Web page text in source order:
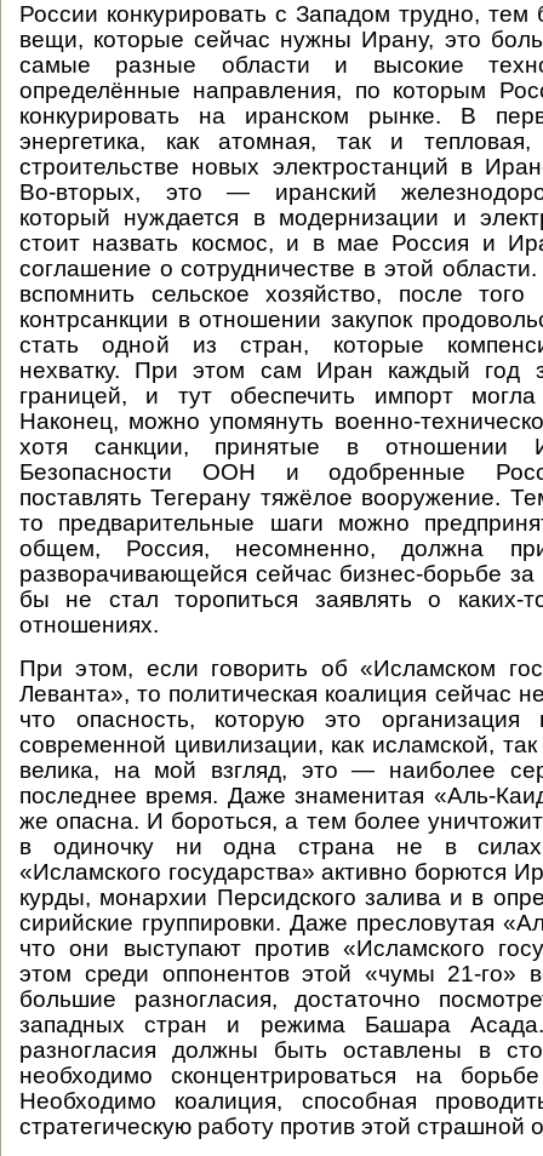
России конкурировать с Западом трудно, тем
вещи, которые сейчас нужны Ирану, это
самые разные области и высокие
определённые направления, по которым
конкурировать на иранском рынке. В
энергетика, как атомная, так и
строительстве новых электростанций в
Во-вторых, это — иранский
который нуждается в модернизации и
стоит назвать космос, и в мае Россия и
соглашение о сотрудничестве в этой
вспомнить сельское хозяйство, после
контрсанкции в отношении закупок
стать одной из стран, которые
нехватку. При этом сам Иран каждый год
границей, и тут обеспечить импорт
Наконец, можно упомянуть военно-
хотя санкции, принятые в отношении
Безопасности ООН и одобренные
поставлять Тегерану тяжёлое вооружение.
то предварительные шаги можно
общем, Россия, несомненно, должна
разворачивающейся сейчас бизнес-борьбе
бы не стал торопиться заявлять о каких-
отношениях.
При этом, если говорить об «Исламском
Леванта», то политическая коалиция сейчас
что опасность, которую это организация
современной цивилизации, как исламской,
велика, на мой взгляд, это — наиболее
последнее время. Даже знаменитая «Аль-
же опасна. И бороться, а тем более
в одиночку ни одна страна не в
«Исламского государства» активно борются
курды, монархии Персидского залива и в
сирийские группировки. Даже пресловутая
что они выступают против «Исламского
этом среди оппонентов этой «чумы 21-го»
большие разногласия, достаточно
западных стран и режима Башара
разногласия должны быть оставлены в
необходимо сконцентрироваться на
Необходимо коалиция, способная
стратегическую работу против этой страшной